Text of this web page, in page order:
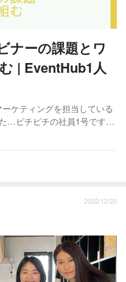
ナーの課題とワ
| EventHub1人
ケティングを担当している
…ピチピチの社員1号です…
2022/12/20